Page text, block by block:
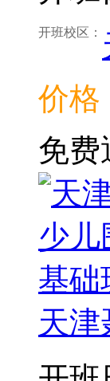
开班校区：
价格
免费
天津